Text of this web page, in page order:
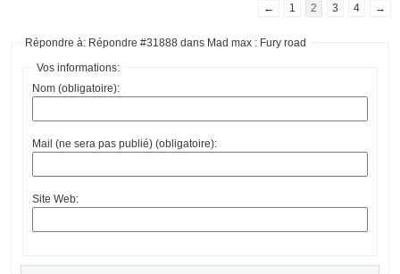
←
1 2 3 4 →
Répondre à: Répondre #31888 dans Mad max : Fury road
Vos informations:
Nom (obligatoire):
Mail (ne sera pas publié) (obligatoire):
Site Web: